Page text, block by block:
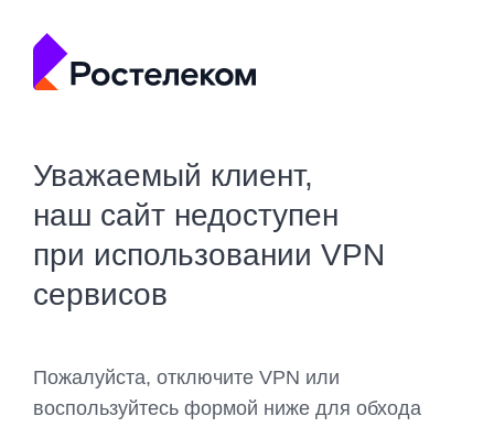
Уважаемый клиент,
наш сайт недоступен
при использовании VPN
сервисов
Пожалуйста, отключите VPN или
воспользуйтесь формой ниже для обхода